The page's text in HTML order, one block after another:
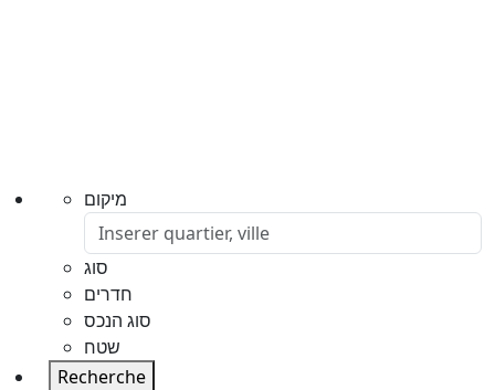
מיקום
סוג
חדרים
סוג הנכס
שטח
Recherche